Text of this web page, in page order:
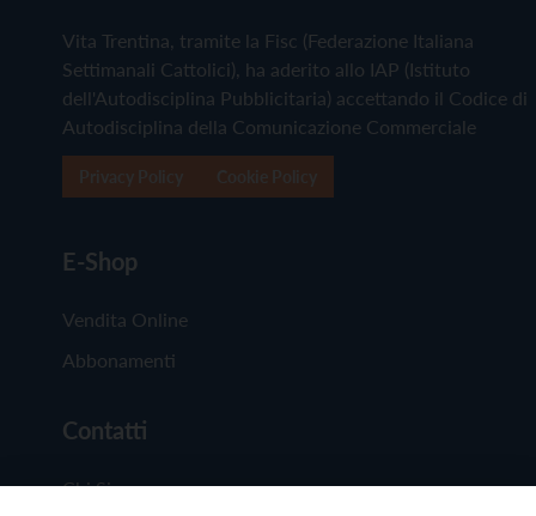
Vita Trentina, tramite la Fisc (Federazione Italiana
Settimanali Cattolici), ha aderito allo IAP (Istituto
dell'Autodisciplina Pubblicitaria) accettando il Codice di
Autodisciplina della Comunicazione Commerciale
E-Shop
Vendita Online
Abbonamenti
Contatti
Chi Siamo